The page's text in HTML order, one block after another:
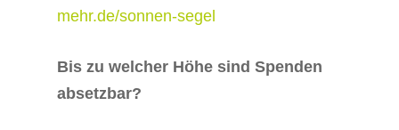
mehr.de/sonnen-segel
Bis zu welcher Höhe sind Spenden
absetzbar?